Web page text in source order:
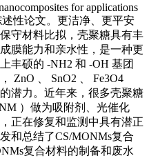
for applications
述性论文。更洁净、更平安
守材料比拟，壳聚糖具有丰
膜能力和亲水性，是一种更
丰硕的 -NH2 和 -OH 基团
ZnO 、 SnO2 、 Fe3O4
潜力。近年来，很多壳聚糖
）做为吸附剂、光催化
正在修复和监测中具有潜正
和总结了CS/MONMs复合
复合材料的制备和废水